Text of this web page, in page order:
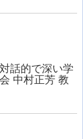
話的で深い学
中村正芳 教